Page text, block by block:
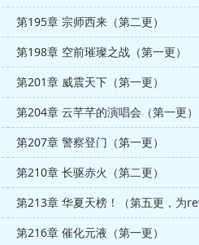
第195章 宗师西来（第二更）
第198章 空前璀璨之战（第一更）
第201章 威震天下（第一更）
第204章 云芊芊的演唱会（第一更）
第207章 警察登门（第一更）
第210章 长驱赤火（第二更）
第216章 催化元液（第一更）